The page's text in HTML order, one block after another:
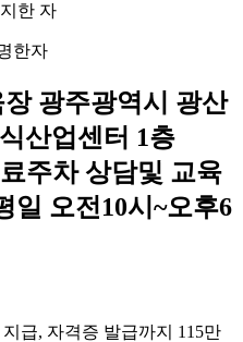
한 자
한자
광주광역시 광산
산업센터 1층
주차 상담및 교육
일 오전10시~오후6
급, 자격증 발급까지 115만